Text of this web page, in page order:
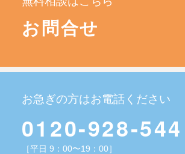
お問合せ
お急ぎの方はお電話ください
0120-928-544
［平日 9：00〜19：00］